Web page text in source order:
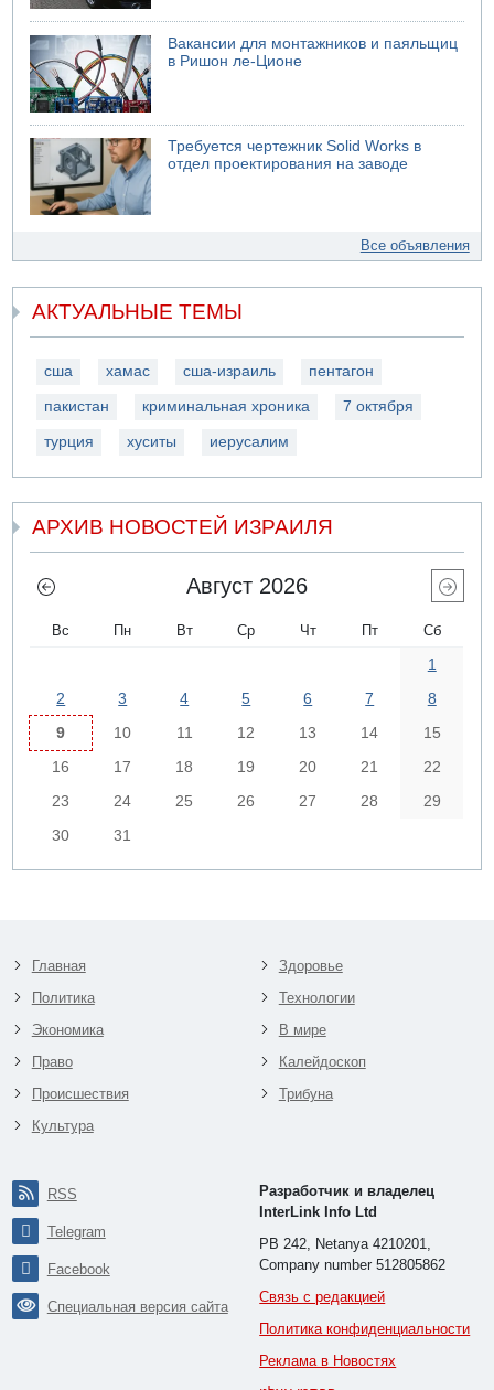
Вакансии для монтажников и паяльщиц
в Ришон ле-Ционе
Требуется чертежник Solid Works в
отдел проектирования на заводе
Все объявления
АКТУАЛЬНЫЕ ТЕМЫ
сша хамас сша-израиль пентагон
пакистан криминальная хроника 7 октября
турция хуситы иерусалим
АРХИВ НОВОСТЕЙ ИЗРАИЛЯ
Август 2026
Вс Пн Вт Ср Чт Пт Сб
1
2
3 4 5 6 7
8
9
10 11 12 13 14
15
16
17 18 19 20 21
22
23
24 25 26 27 28
29
30
31
Главная
Политика
Экономика
Право
Происшествия
Культура
Здоровье
Технологии
В мире
Калейдоскоп
Трибуна
RSS
Telegram
Facebook
Специальная версия сайта
Разработчик и владелец
InterLink Info Ltd
PB 242, Netanya 4210201,
Company number 512805862
Связь с редакцией
Политика конфиденциальности
Реклама в Новостях